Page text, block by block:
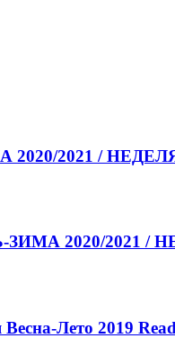
2020/2021 /
ЗИМА 2020/2021
Лето 2019